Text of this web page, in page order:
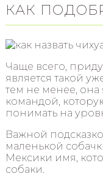
КАК
Чаще всего,
является такой
тем не менее, она
командой,
понимать на
Важной
маленькой
Мексики имя,
собаки.